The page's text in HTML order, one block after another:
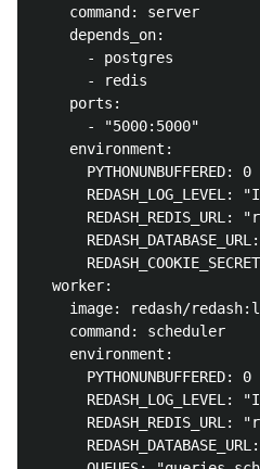
    command: server
    depends_on:
      - postgres
      - redis
    ports:
      - "5000:5000"
    environment:
      PYTHONUNBUFFERED: 0
REDASH_LOG_LEVEL:
REDASH_REDIS_URL:
  worker:
image: redash/
    command: scheduler
    environment:
      PYTHONUNBUFFERED: 0
REDASH_LOG_LEVEL:
REDASH_REDIS_URL: